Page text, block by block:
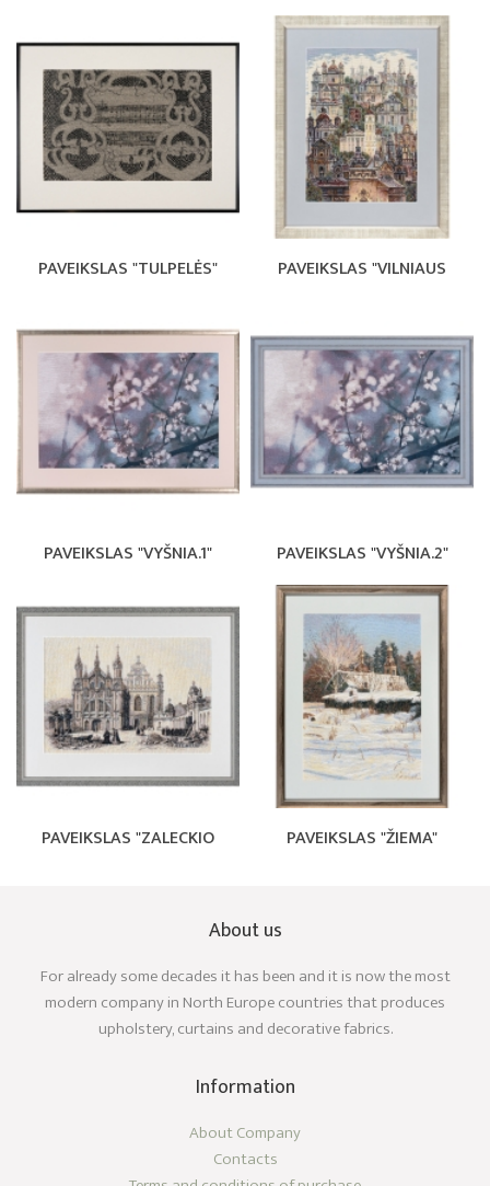
PAVEIKSLAS "TULPELĖS" PAVEIKSLAS "VILNIAUS
PAVEIKSLAS "VYŠNIA.1" PAVEIKSLAS "VYŠNIA.2"
PAVEIKSLAS "ZALECKIO PAVEIKSLAS "ŽIEMA"
About us
For already some decades it has been and it is now the most
modern company in North Europe countries that produces
upholstery, curtains and decorative fabrics.
Information
About Company
Contacts